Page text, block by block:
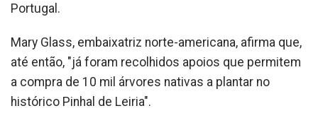
Portugal.
Mary Glass, embaixatriz norte-americana, afirma que,
até então, "já foram recolhidos apoios que permitem
a compra de 10 mil árvores nativas a plantar no
histórico Pinhal de Leiria".